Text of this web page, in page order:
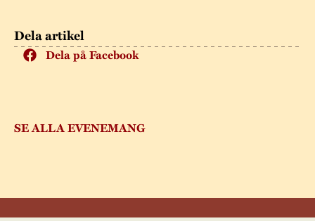
Dela artikel
Dela på Facebook
SE ALLA EVENEMANG